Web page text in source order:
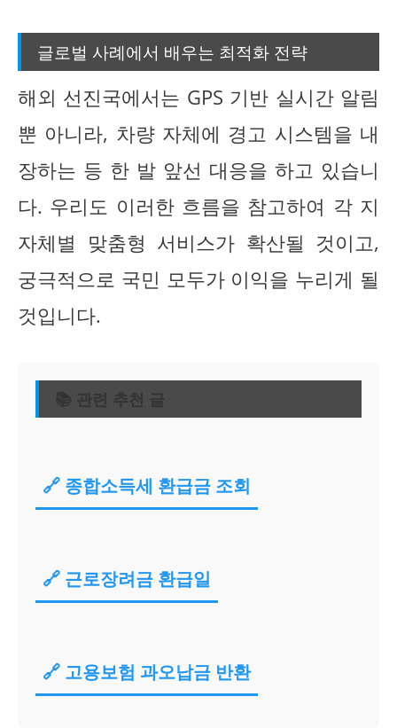
글로벌 사례에서 배우는 최적화 전략
해외 선진국에서는 GPS 기반 실시간 알림
뿐 아니라, 차량 자체에 경고 시스템을 내
장하는 등 한 발 앞선 대응을 하고 있습니
다. 우리도 이러한 흐름을 참고하여 각 지
자체별 맞춤형 서비스가 확산될 것이고,
궁극적으로 국민 모두가 이익을 누리게 될
것입니다.
📚 관련 추천 글
🔗 종합소득세 환급금 조회
🔗 근로장려금 환급일
🔗 고용보험 과오납금 반환